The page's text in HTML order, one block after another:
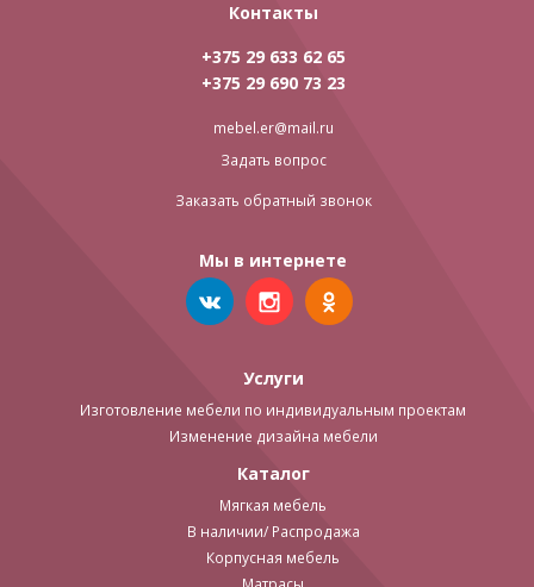
Контакты
+375 29 633 62 65
+375 29 690 73 23
mebel.er@mail.ru
Задать вопрос
Заказать обратный звонок
Мы в интернете
Услуги
Изготовление мебели по индивидуальным проектам
Изменение дизайна мебели
Каталог
Мягкая мебель
В наличии/ Распродажа
Корпусная мебель